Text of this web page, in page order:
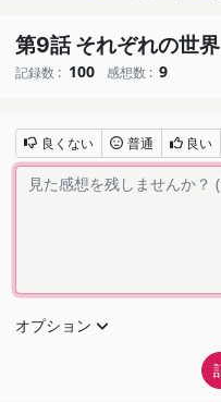
第9話 それぞれの世界
記録数 : 100 感想数 : 9
良くない 普通 良い
オプション